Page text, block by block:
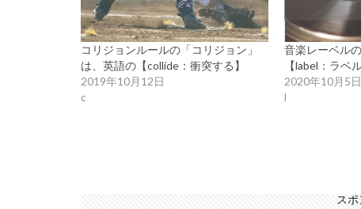
コリジョンルールの「コリジョン」
は、英語の【collide：衝突する】
2019年10月12日
c
音楽レーベル
【label：ラベル
2020年10月5日
l
ス